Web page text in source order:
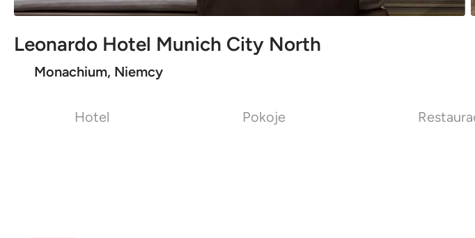
Leonardo Hotel Munich City North
Monachium, Niemcy
Hotel Pokoje